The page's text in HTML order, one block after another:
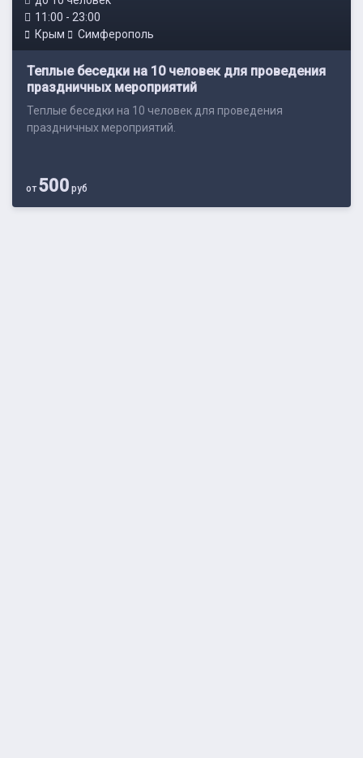
11:00 - 23:00
Крым
Симферополь
Теплые беседки на 10 человек для проведения
праздничных мероприятий
Теплые беседки на 10 человек для проведения
праздничных мероприятий.
от500 руб